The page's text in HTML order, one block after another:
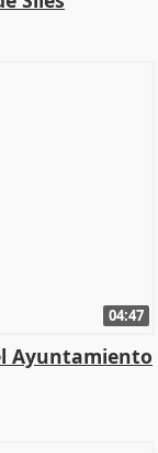
04:47
Ayuntamiento